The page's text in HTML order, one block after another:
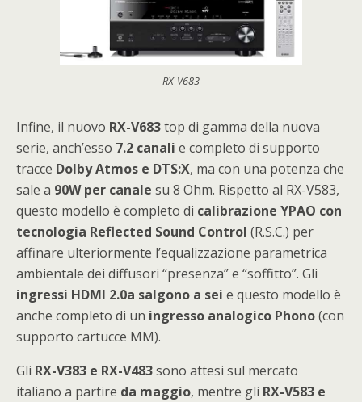
RX-V683
Infine, il nuovo RX-V683top di gamma della nuova
serie, anch’esso 7.2 canali e completo di supporto
tracce Dolby Atmos e DTS:X, ma con una potenza che
sale a 90W per canale su 8 Ohm. Rispetto al RX-V583,
questo modello è completo di calibrazione YPAO con
tecnologia Reflected Sound Control (R.S.C.) per
affinare ulteriormente l’equalizzazione parametrica
ambientale dei diffusori “presenza” e “soffitto”. Gli
ingressi HDMI 2.0a salgono a sei e questo modello è
anche completo di un ingresso analogico Phono(con
supporto cartucce MM).
Gli RX-V383 e RX-V483sono attesi sul mercato
italiano a partire da maggio, mentre gli RX-V583 e